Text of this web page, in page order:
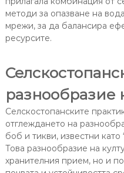
методи за опазване на
мрежи, за да балансира
ресурсите.
разнообразие
Селскостопанските
отглеждането на
боб и тикви, известни като
Това разнообразие на
хранителния прием, но и